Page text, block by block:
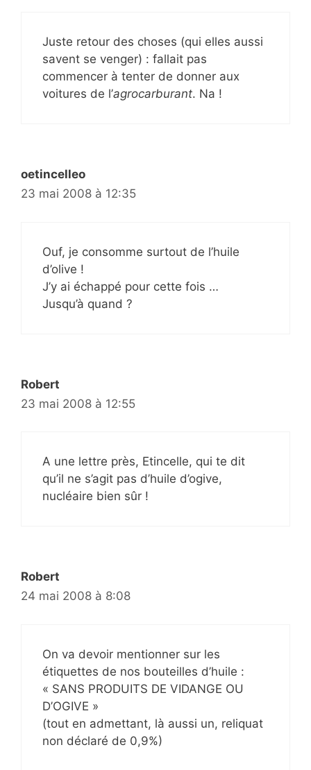
Juste retour des choses (qui elles aussi
savent se venger) : fallait pas
commencer à tenter de donner aux
voitures de l’agrocarburant. Na !
oetincelleo
23 mai 2008 à 12:35
Ouf, je consomme surtout de l’huile
d’olive !
J’y ai échappé pour cette fois …
Jusqu’à quand ?
Robert
23 mai 2008 à 12:55
A une lettre près, Etincelle, qui te dit
qu’il ne s’agit pas d’huile d’ogive,
nucléaire bien sûr !
Robert
24 mai 2008 à 8:08
On va devoir mentionner sur les
étiquettes de nos bouteilles d’huile :
« SANS PRODUITS DE VIDANGE OU
D’OGIVE »
(tout en admettant, là aussi un, reliquat
non déclaré de 0,9%)